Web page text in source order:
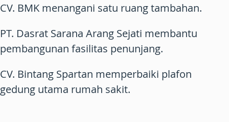
CV. BMK menangani satu ruang tambahan.
PT. Dasrat Sarana Arang Sejati membantu
pembangunan fasilitas penunjang.
CV. Bintang Spartan memperbaiki plafon
gedung utama rumah sakit.